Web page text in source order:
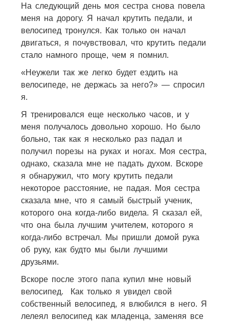
На следующий день моя сестра снова повела
меня на дорогу. Я начал крутить педали, и
велосипед тронулся. Как только он начал
двигаться, я почувствовал, что крутить педали
стало намного проще, чем я помнил.
«Неужели так же легко будет ездить на
велосипеде, не держась за него?» — спросил
я.
Я тренировался еще несколько часов, и у
меня получалось довольно хорошо. Но было
больно, так как я несколько раз падал и
получил порезы на руках и ногах. Моя сестра,
однако, сказала мне не падать духом. Вскоре
я обнаружил, что могу крутить педали
некоторое расстояние, не падая. Моя сестра
сказала мне, что я самый быстрый ученик,
которого она когда-либо видела. Я сказал ей,
что она была лучшим учителем, которого я
когда-либо встречал. Мы пришли домой рука
об руку, как будто мы были лучшими
друзьями.
Вскоре после этого папа купил мне новый
велосипед. Как только я увидел свой
собственный велосипед, я влюбился в него. Я
лелеял велосипед как младенца, заменяя все